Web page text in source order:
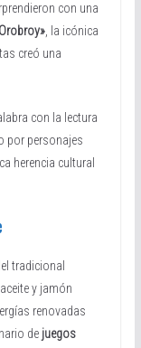
con una
, la icónica
creó una
con la lectura
por personajes
herencia cultural
tradicional
y jamón
renovadas
de juegos